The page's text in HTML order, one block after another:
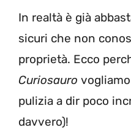
In realtà è già
sicuri che non
proprietà. Ecco
Curiosauro
pulizia a dir poco
davvero)!